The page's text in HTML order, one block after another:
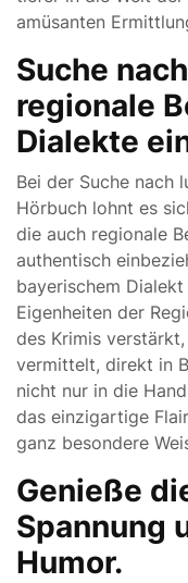
amüsanten
Suche
regionale
Dialekte
Bei der Suche nach
Hörbuch lohnt es
die auch regionale
authentisch
bayerischem
Eigenheiten der
des Krimis
vermittelt, direkt in
nicht nur in die
das einzigartige
ganz besondere
Genieße
Spannung
Humor.